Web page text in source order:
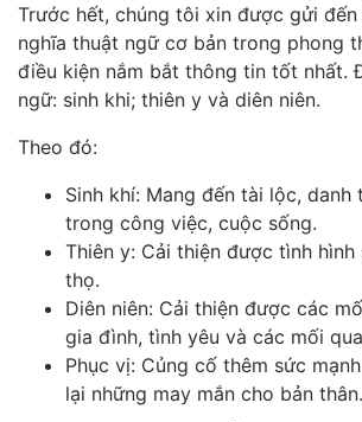
Trước hết, chúng tôi xin được gửi đến
nghĩa thuật ngữ cơ bản trong phong
điều kiện nắm bắt thông tin tốt nhất.
ngữ: sinh khi; thiên y và diên niên.
Theo đó:
Sinh khí: Mang đến tài lộc, danh
trong công việc, cuộc sống.
Thiên y: Cải thiện được tình
thọ.
Diên niên: Cải thiện được các
gia đình, tình yêu và các mối
Phục vị: Củng cố thêm sức
lại những may mắn cho bản thân.